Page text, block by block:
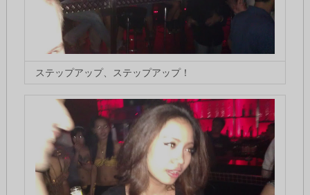
ステップアップ、ステップアップ！